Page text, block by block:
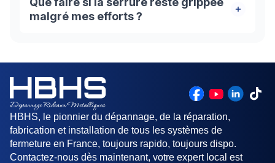
est conseillé de faire appel à un serrurier
professionnel. Ils disposent des compétences et
malgré mes efforts ?
résoudre les problèmes de serrure plus
complexes.
HBHS, le pionnier du dépannage, de la réparation,
fabrication et installation de tous les systèmes de
fermeture en France, toujours rapido, toujours dispo.
Contactez-nous dès maintenant, votre expert local est